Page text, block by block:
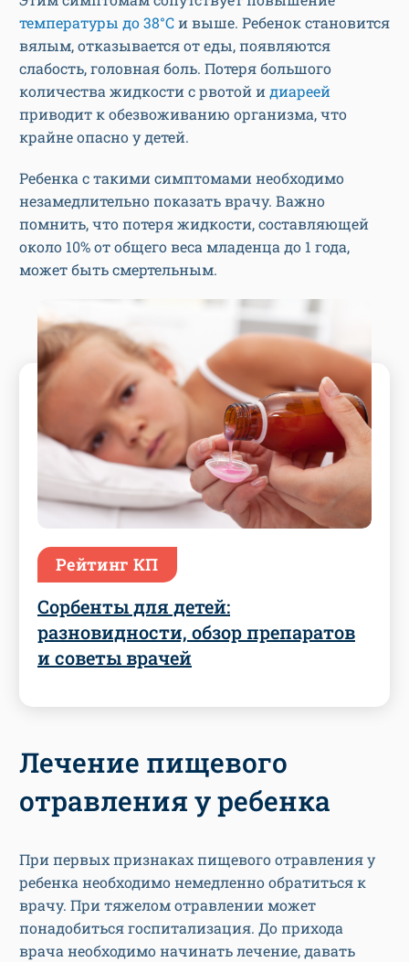
температуры до 38°Си выше. Ребенок становится
вялым, отказывается от еды, появляются
слабость, головная боль. Потеря большого
количества жидкости с рвотой и диареей
приводит к обезвоживанию организма, что
крайне опасно у детей.
Ребенка с такими симптомами необходимо
незамедлительно показать врачу. Важно
помнить, что потеря жидкости, составляющей
около 10% от общего веса младенца до 1 года,
может быть смертельным.
Рейтинг КП
Сорбенты для детей:
разновидности, обзор препаратов
и советы врачей
Лечение пищевого
отравления у ребенка
При первых признаках пищевого отравления у
ребенка необходимо немедленно обратиться к
врачу. При тяжелом отравлении может
понадобиться госпитализация. До прихода
врача необходимо начинать лечение, давать